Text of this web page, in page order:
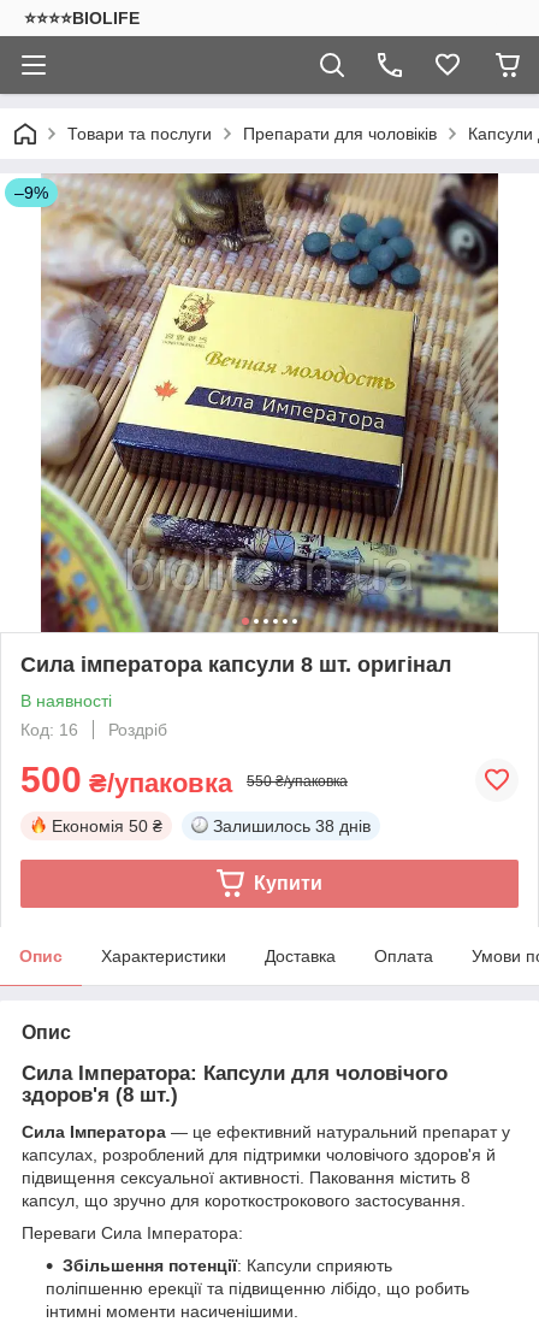
⭐⭐⭐⭐BIOLIFE
Товари та послуги Препарати для чоловіків Капсули
–9%
Сила імператора капсули 8 шт. оригінал
В наявності
Код: 16
Роздріб
500 ₴/упаковка 550 ₴/упаковка
Економія 50 ₴ Залишилось 38 днів
Купити
Опис Характеристики Доставка Оплата Умови
Опис
Сила Імператора: Капсули для чоловічого
здоров'я (8 шт.)
Сила Імператора — це ефективний натуральний препарат у
капсулах, розроблений для підтримки чоловічого здоров'я й
підвищення сексуальної активності. Паковання містить 8
капсул, що зручно для короткострокового застосування.
Переваги Сила Імператора:
Збільшення потенції: Капсули сприяють
поліпшенню ерекції та підвищенню лібідо, що робить
інтимні моменти насиченішими.